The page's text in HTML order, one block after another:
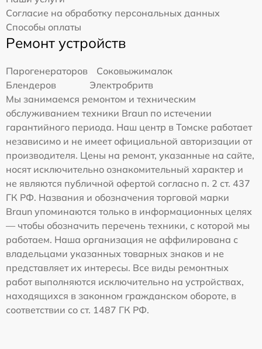
Согласие на обработку персональных данных
Способы оплаты
Ремонт устройств
Парогенераторов
Соковыжималок
Блендеров
Электробритв
Мы занимаемся ремонтом и техническим
обслуживанием техники Braun по истечении
гарантийного периода. Наш центр в Томске работает
независимо и не имеет официальной авторизации от
производителя. Цены на ремонт, указанные на сайте,
носят исключительно ознакомительный характер и
не являются публичной офертой согласно п. 2 ст. 437
ГК РФ. Названия и обозначения торговой марки
Braun упоминаются только в информационных целях
— чтобы обозначить перечень техники, с которой мы
работаем. Наша организация не аффилирована с
владельцами указанных товарных знаков и не
представляет их интересы. Все виды ремонтных
работ выполняются исключительно на устройствах,
находящихся в законном гражданском обороте, в
соответствии со ст. 1487 ГК РФ.